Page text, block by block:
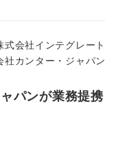
式会社インテグレート
社カンター・ジャパン
パンが業務提携